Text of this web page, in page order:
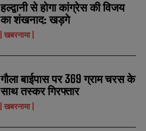
हल्द्वानी से होगा कांग्रेस की विजय
का शंखनाद: खड़गे
खबरनामा
गौला बाईपास पर 369 ग्राम चरस के
साथ तस्कर गिरफ्तार
खबरनामा